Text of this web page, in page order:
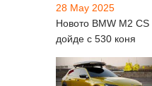
28 May 2025
Новото BMW M2 CS
дойде с 530 коня